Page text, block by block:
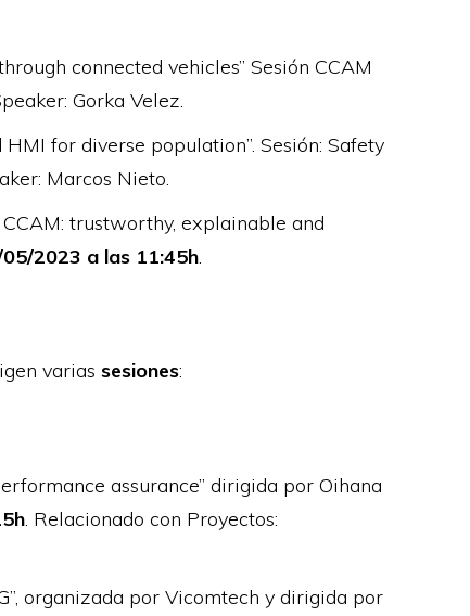
connected vehicles” Sesión CCAM
Gorka Velez.
for diverse population”. Sesión: Safety
Marcos Nieto.
trustworthy, explainable and
2023 a las 11:45h.
varias sesiones:
assurance” dirigida por Oihana
. Relacionado con Proyectos:
organizada por Vicomtech y dirigida por